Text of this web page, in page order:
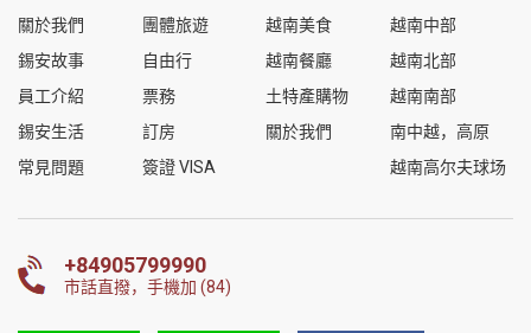
關於我們
錫安故事
員工介紹
錫安生活
常見問題
團體旅遊
自由行
票務
訂房
簽證 VISA
越南美食
越南餐廳
土特產購物
關於我們
越南中部
越南北部
越南南部
南中越，高原
越南高尔夫球场
+84905799990
市話直撥，手機加 (84)